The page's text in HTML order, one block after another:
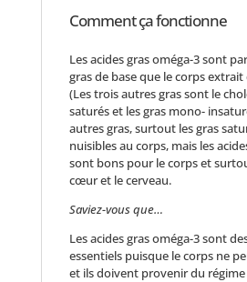
Comment ça fonctionne
Les acides gras oméga-3 sont
gras de base que le corps
(Les trois autres gras sont le
saturés et les gras mono-
autres gras, surtout les gras
nuisibles au corps, mais les
sont bons pour le corps et
cœur et le cerveau.
Saviez-vous que…
Les acides gras oméga-3 sont
essentiels puisque le corps ne
et ils doivent provenir du